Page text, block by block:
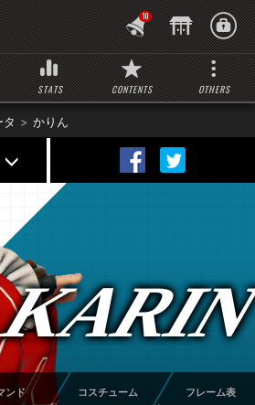
STATS CONTENTS OTHERS
10
かりん
ンド コスチューム フレーム表